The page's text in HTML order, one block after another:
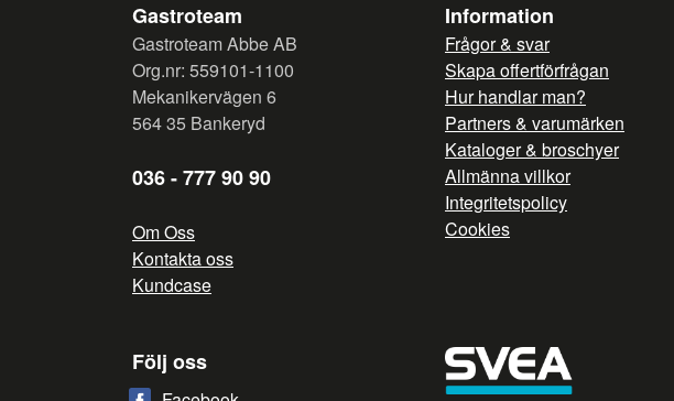
Gastroteam
Gastroteam Abbe AB
Org.nr: 559101-1100
Mekanikervägen 6
564 35 Bankeryd
036 - 777 90 90
Om Oss
Kontakta oss
Kundcase
Information
Frågor & svar
Skapa offertförfrågan
Hur handlar man?
Partners & varumärken
Kataloger & broschyer
Allmänna villkor
Integritetspolicy
Cookies
Följ oss